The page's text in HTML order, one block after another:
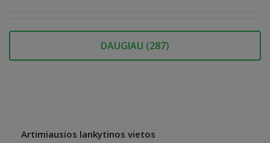
DAUGIAU (287)
Artimiausios lankytinos vietos